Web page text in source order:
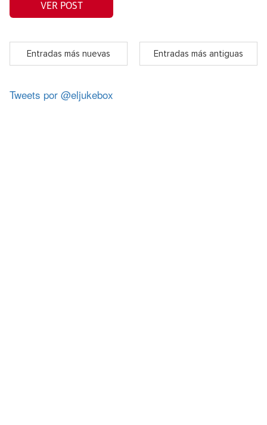
VER POST
Entradas más nuevas Entradas más antiguas
Tweets por @eljukebox